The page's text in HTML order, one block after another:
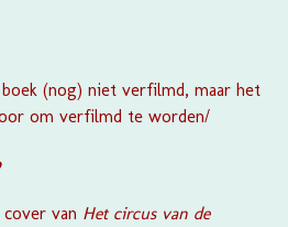
(nog) niet verfilmd, maar het
om verfilmd te worden/
van Het circus van de